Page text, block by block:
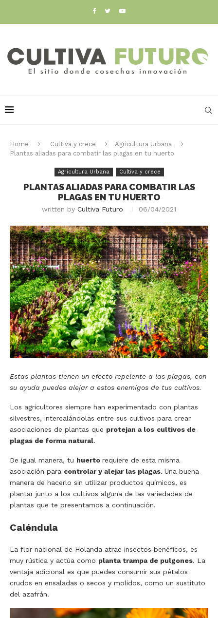
Home Cultiva y crece
Agricultura Urbana
Plantas aliadas para combatir las plagas en tu huerto
Agricultura Urbana Cultiva y crece
PLANTAS ALIADAS PARA COMBATIR LAS
PLAGAS EN TU HUERTO
written by Cultiva Futuro 06/04/2021
Estas plantas tienen un efecto repelente a las plagas, con
su ayuda puedes alejar a estos enemigos de tus cultivos.
Los agricultores siempre han experimentado con plantas
silvestres, intercalándolas entre sus cultivos para crear
asociaciones de plantas que protejan a los cultivos de
plagas de forma natural.
De igual manera, tu huerto requiere de esta misma
asociación para controlar y alejar las plagas. Una buena
manera de hacerlo sin utilizar productos químicos, es
plantar junto a los cultivos alguna de las variedades de
plantas que te presentamos a continuación.
Caléndula
La flor nacional de Holanda atrae insectos benéficos, es
muy rústica y actúa como planta trampa de pulgones. La
ventaja adicional es que puedes consumir sus pétalos
crudos en ensaladas o secos y molidos, como un sustituto
del azafrán.